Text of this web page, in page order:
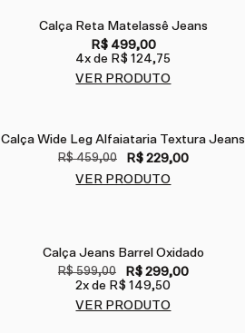
Calça Reta Matelassê Jeans
R$ 499,00
4x de R$ 124,75
VER PRODUTO
Calça Wide Leg Alfaiataria Textura Jeans
R$ 459,00
R$ 229,00
VER PRODUTO
Calça Jeans Barrel Oxidado
R$ 599,00
R$ 299,00
2x de R$ 149,50
VER PRODUTO